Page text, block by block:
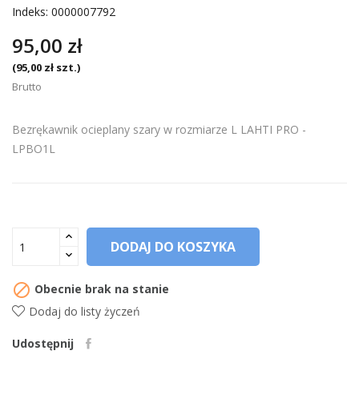
Indeks: 0000007792
95,00 zł
(95,00 zł szt.)
Brutto
Bezrękawnik ocieplany szary w rozmiarze L LAHTI PRO -
LPBO1L
DODAJ DO KOSZYKA
 Obecnie brak na stanie
Dodaj do listy życzeń
Udostępnij